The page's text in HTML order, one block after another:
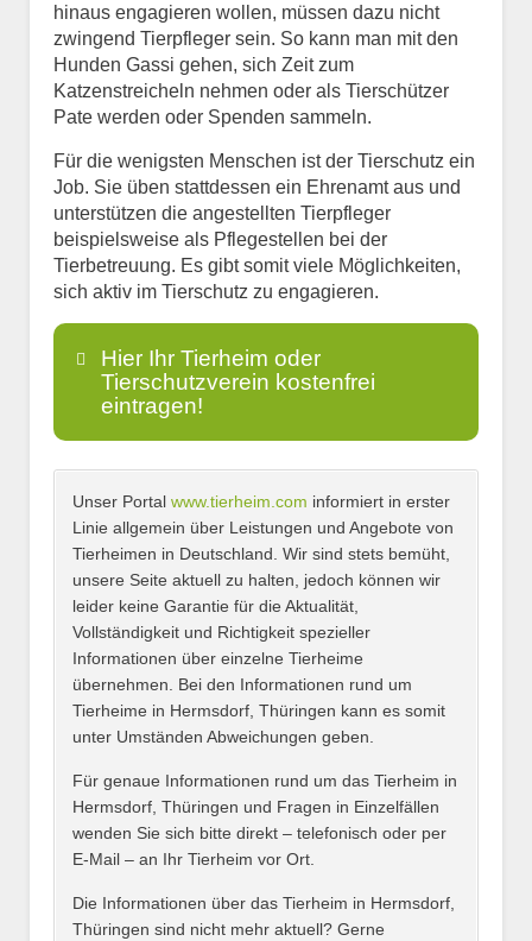
hinaus engagieren wollen, müssen dazu nicht
zwingend Tierpfleger sein. So kann man mit den
Hunden Gassi gehen, sich Zeit zum
Katzenstreicheln nehmen oder als Tierschützer
Pate werden oder Spenden sammeln.
Für die wenigsten Menschen ist der Tierschutz ein
Job. Sie üben stattdessen ein Ehrenamt aus und
unterstützen die angestellten Tierpfleger
beispielsweise als Pflegestellen bei der
Tierbetreuung. Es gibt somit viele Möglichkeiten,
sich aktiv im Tierschutz zu engagieren.
Hier Ihr Tierheim oder
Tierschutzverein kostenfrei
eintragen!
Name*
E-Mail*
Name des Tierheims*
Unser Portal www.tierheim.com informiert in erster
Linie allgemein über Leistungen und Angebote von
Tierheimen in Deutschland. Wir sind stets bemüht,
unsere Seite aktuell zu halten, jedoch können wir
leider keine Garantie für die Aktualität,
Vollständigkeit und Richtigkeit spezieller
Informationen über einzelne Tierheime
übernehmen. Bei den Informationen rund um
Tierheime in Hermsdorf, Thüringen kann es somit
unter Umständen Abweichungen geben.
Für genaue Informationen rund um das Tierheim in
Hermsdorf, Thüringen und Fragen in Einzelfällen
wenden Sie sich bitte direkt – telefonisch oder per
E-Mail – an Ihr Tierheim vor Ort.
Die Informationen über das Tierheim in Hermsdorf,
Thüringen sind nicht mehr aktuell? Gerne